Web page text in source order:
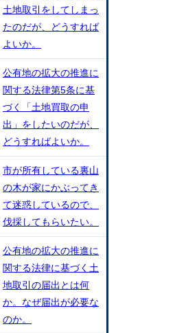
土地取引をしてしまっ
たのだが、どうすれば
よいか。
公有地の拡大の推進に
関する法律第5条に基
づく「土地買取の申
出」をしたいのだが、
どうすればよいか。
市が所有している裏山
の木が家にかぶってき
て迷惑しているので、
伐採してもらいたい。
公有地の拡大の推進に
関する法律に基づく土
地取引の届出とは何
か。なぜ届出が必要な
のか。